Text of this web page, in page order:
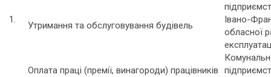
1.
Утримання та обслуговування будівель
Івано-
обласної
Оплата праці (премії, винагороди) працівників